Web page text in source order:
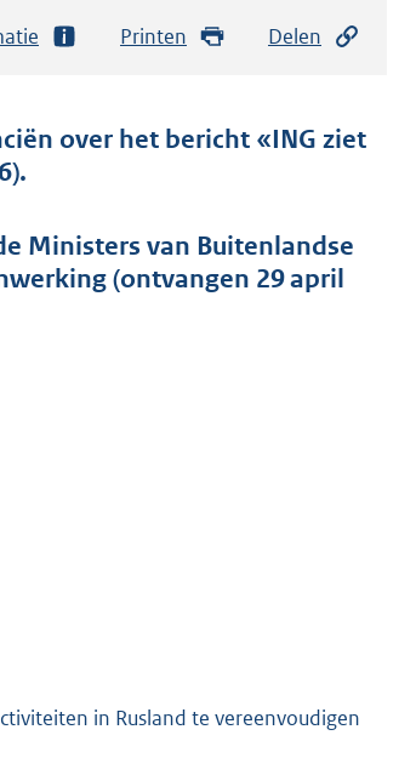
Printen Delen
over het bericht «ING ziet
Ministers van Buitenlandse
(ontvangen 29 april
in Rusland te vereenvoudigen